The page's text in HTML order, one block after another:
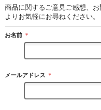
商品に関するご意見ご感想、
よりお気軽にお尋ねください。
お名前 ＊
メールアドレス ＊